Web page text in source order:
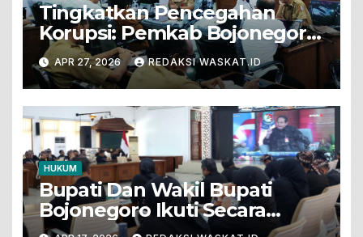
Tingkatkan Pencegahan
Korupsi: Pemkab Bojonegoro
Terima Tim Entry Meeting
BPKP Pusat
APR 27, 2026 REDAKSI WASKAT.ID
HUKUM
Bupati Dan Wakil Bupati
Bojonegoro Ikuti Secara
Daring Talkshow